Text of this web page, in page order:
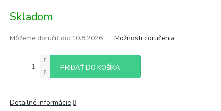
cena:
Skladom
Môžeme doručiť do: 10.8.2026 Možnosti doručenia
PRIDAŤ DO KOŠÍKA
Detailné informácie